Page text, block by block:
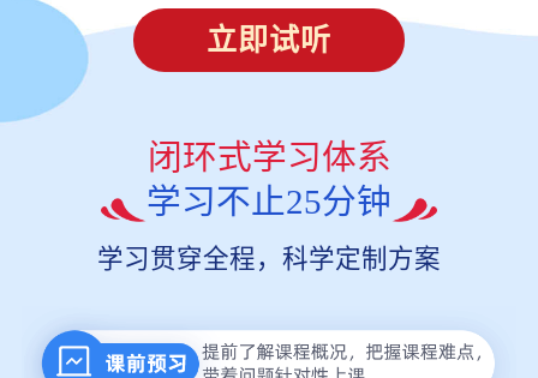
立即试听
闭环式学习体系
学习不止25分钟
学习贯穿全程，科学定制方案